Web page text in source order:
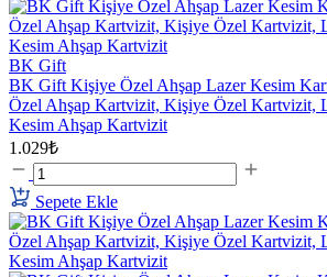
BK Gift
BK Gift Kişiye Özel Ahşap Lazer Kesim
Özel Ahşap Kartvizit, Kişiye Özel Kartvizit,
Kesim Ahşap Kartvizit
1.029₺
Sepete Ekle